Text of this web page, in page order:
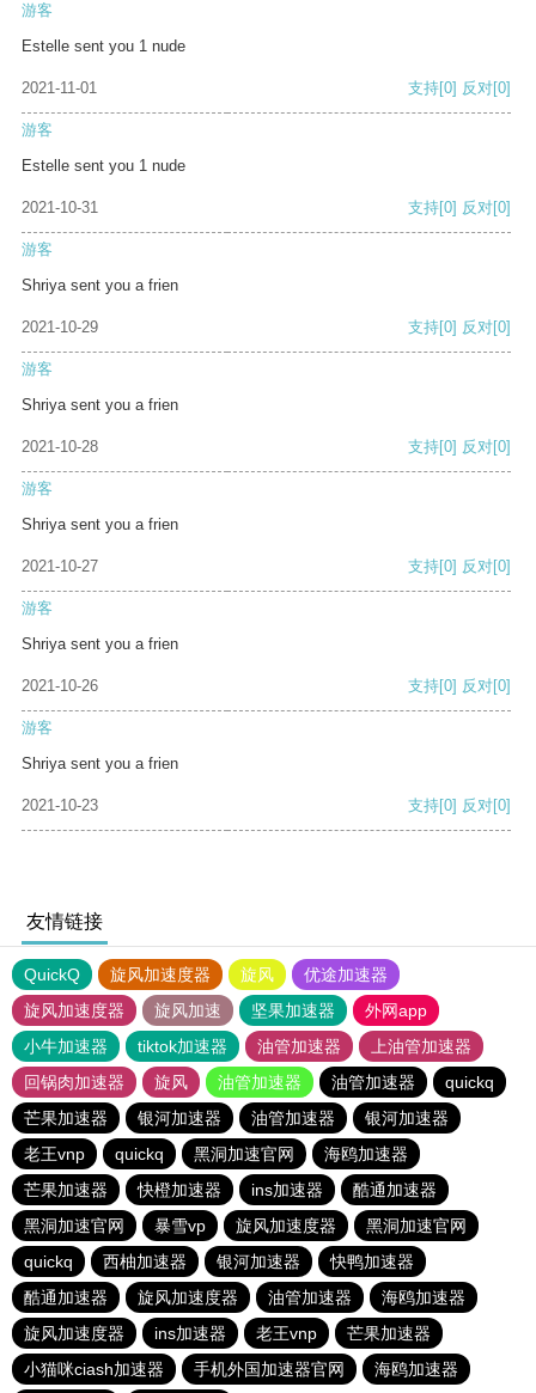
游客
Estelle sent you 1 nude
2021-11-01 支持[0] 反对[0]
游客
Estelle sent you 1 nude
2021-10-31 支持[0] 反对[0]
游客
Shriya sent you a frien
2021-10-29 支持[0] 反对[0]
游客
Shriya sent you a frien
2021-10-28 支持[0] 反对[0]
游客
Shriya sent you a frien
2021-10-27 支持[0] 反对[0]
游客
Shriya sent you a frien
2021-10-26 支持[0] 反对[0]
游客
Shriya sent you a frien
2021-10-23 支持[0] 反对[0]
友情链接
QuickQ 旋风加速度器 旋风
优途加速器
旋风加速度器
旋风加速 坚果加速器
外网app
小牛加速器
tiktok加速器 油管加速器
上油管加速器
回锅肉加速器
旋风 油管加速器 油管加速器
quickq
芒果加速器
银河加速器 油管加速器
银河加速器
老王vnp
quickq 黑洞加速官网
海鸥加速器
芒果加速器
快橙加速器 ins加速器
酷通加速器
黑洞加速官网
暴雪vp 旋风加速度器
黑洞加速官网
quickq
西柚加速器 银河加速器
快鸭加速器
酷通加速器
旋风加速度器 油管加速器
海鸥加速器
旋风加速度器
ins加速器 老王vnp
芒果加速器
小猫咪ciash加速器
手机外国加速器官网 海鸥加速器